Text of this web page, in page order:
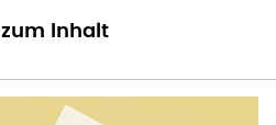
zum Inhalt